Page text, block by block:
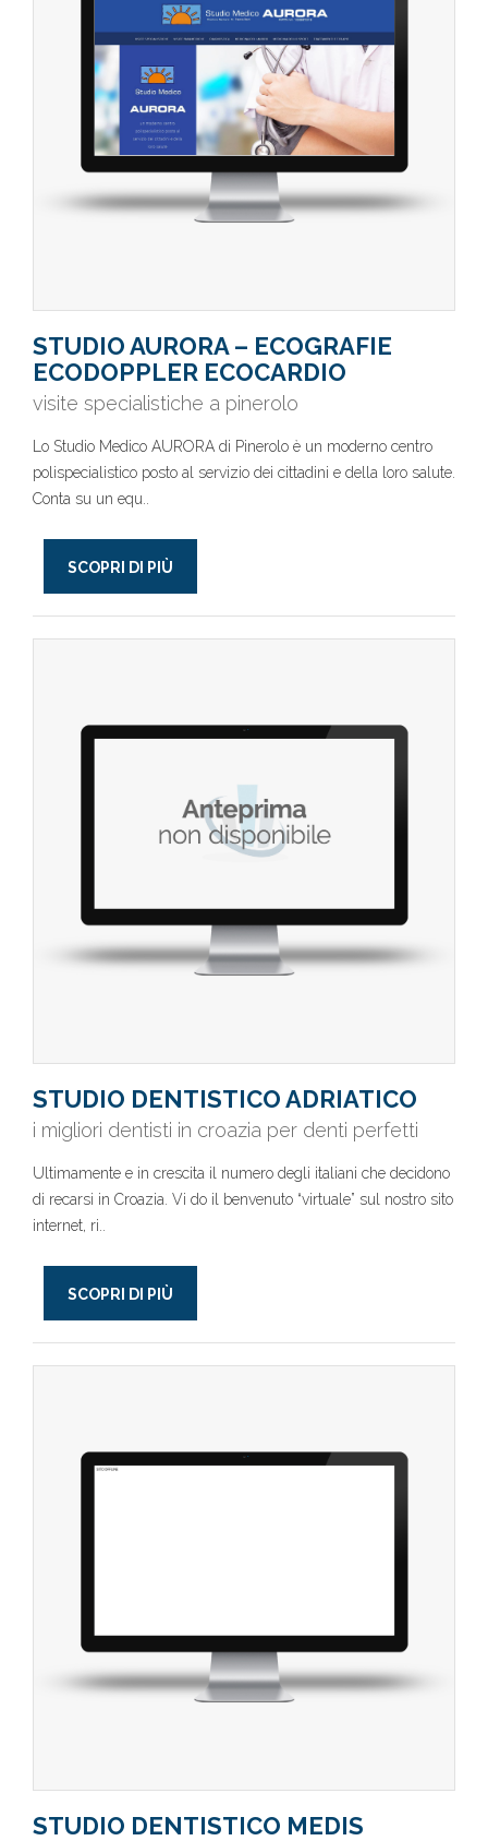
STUDIO AURORA – ECOGRAFIE
ECODOPPLER ECOCARDIO
visite specialistiche a pinerolo
Lo Studio Medico AURORA di Pinerolo è un moderno centro
polispecialistico posto al servizio dei cittadini e della loro salute.
Conta su un equ..
SCOPRI DI PIÙ
STUDIO DENTISTICO ADRIATICO
i migliori dentisti in croazia per denti perfetti
Ultimamente e in crescita il numero degli italiani che decidono
di recarsi in Croazia. Vi do il benvenuto “virtuale” sul nostro sito
internet, ri..
SCOPRI DI PIÙ
STUDIO DENTISTICO MEDIS